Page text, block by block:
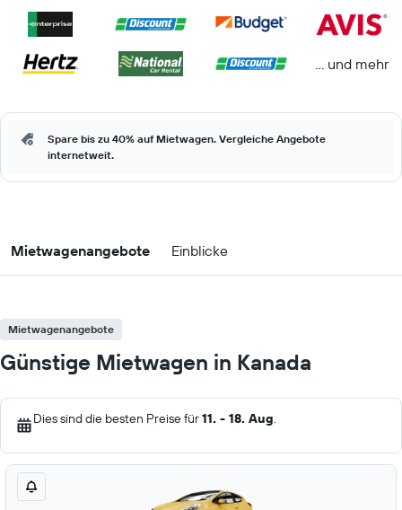
… und mehr
Spare bis zu 40% auf Mietwagen. Vergleiche Angebote
internetweit.
Mietwagenangebote Einblicke
Mietwagenangebote
Günstige Mietwagen in Kanada
Dies sind die besten Preise für11. - 18. Aug.